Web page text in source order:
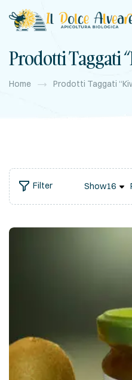
Prodotti Taggati
Home Prodotti Taggati
Filter Show